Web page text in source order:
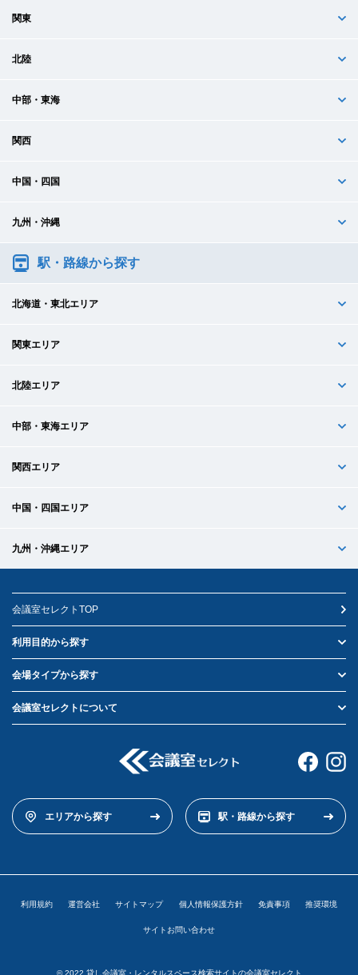
関東
北陸
中部・東海
関西
中国・四国
九州・沖縄
駅・路線から探す
北海道・東北エリア
関東エリア
北陸エリア
中部・東海エリア
関西エリア
中国・四国エリア
九州・沖縄エリア
会議室セレクトTOP
利用目的から探す
会場タイプから探す
会議室セレクトについて
エリアから探す 駅・路線から探す
利用規約 運営会社 サイトマップ 個人情報保護方針 免責事項 推奨環境
サイトお問い合わせ
© 2022 貸し会議室・レンタルスペース検索サイトの会議室セレクト